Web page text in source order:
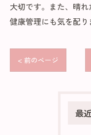
大切です。また、晴れ
健康管理にも気を配り
< 前のページ
最